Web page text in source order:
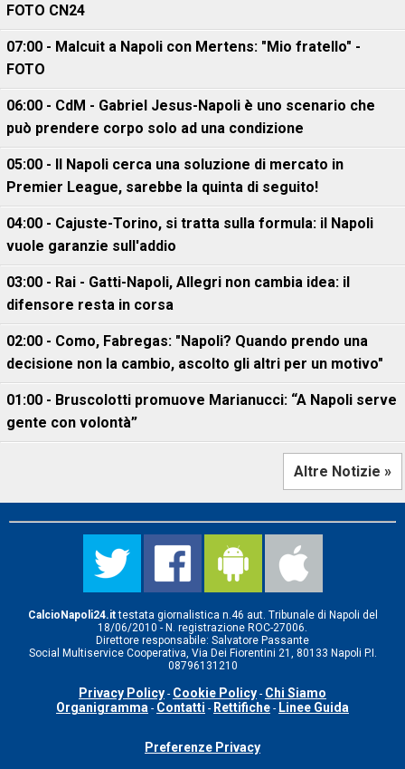
FOTO CN24
07:00 - Malcuit a Napoli con Mertens: "Mio fratello" -
FOTO
06:00 - CdM - Gabriel Jesus-Napoli è uno scenario che
può prendere corpo solo ad una condizione
05:00 - Il Napoli cerca una soluzione di mercato in
Premier League, sarebbe la quinta di seguito!
04:00 - Cajuste-Torino, si tratta sulla formula: il Napoli
vuole garanzie sull'addio
03:00 - Rai - Gatti-Napoli, Allegri non cambia idea: il
difensore resta in corsa
02:00 - Como, Fabregas: "Napoli? Quando prendo una
decisione non la cambio, ascolto gli altri per un motivo"
01:00 - Bruscolotti promuove Marianucci: “A Napoli serve
gente con volontà”
Altre Notizie »
CalcioNapoli24.ittestata giornalistica n.46 aut. Tribunale di Napoli del
18/06/2010 - N. registrazione ROC-27006.
Direttore responsabile: Salvatore Passante
Social Multiservice Cooperativa, Via Dei Fiorentini 21, 80133 Napoli P.I.
08796131210
Privacy Policy - Cookie Policy - Chi Siamo
Organigramma - Contatti - Rettifiche - Linee Guida
Preferenze Privacy